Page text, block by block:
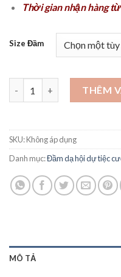
Thời gian nhận hàng
Size Đầm
Váy cưới phong cáchTHÊM
SKU:Không áp dụng
Danh mục:Đầm dạ hội dự tiệc
MÔ TẢ